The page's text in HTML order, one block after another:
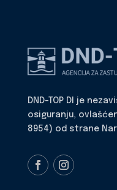
DND-TOP DI je
osiguranju,
8954) od strane